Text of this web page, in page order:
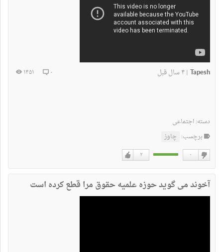
Tapesh
|۴ سال قبل ۰ ۱۴۵۱
دسته:اجتماعی
برچسب: چاوز
۲ ۰
آخوند می گوید حوزه علمیه حقوق مرا قطع کرده است